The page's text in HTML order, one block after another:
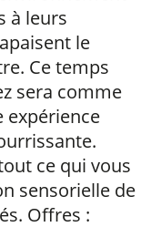
à leurs
le
Ce temps
sera comme
expérience
ce qui vous
sensorielle de
Offres :